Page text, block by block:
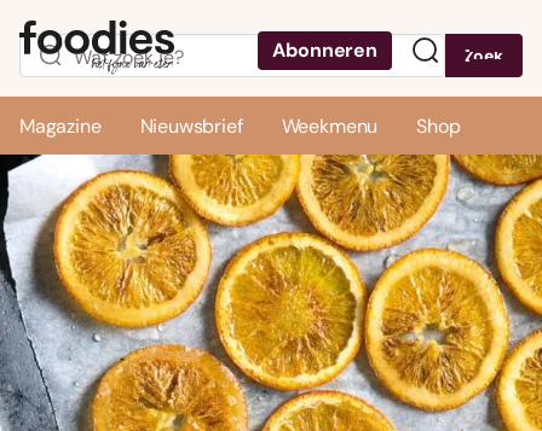
Abonneren Zoek
Magazine Nieuwsbrief Weekmenu Shop